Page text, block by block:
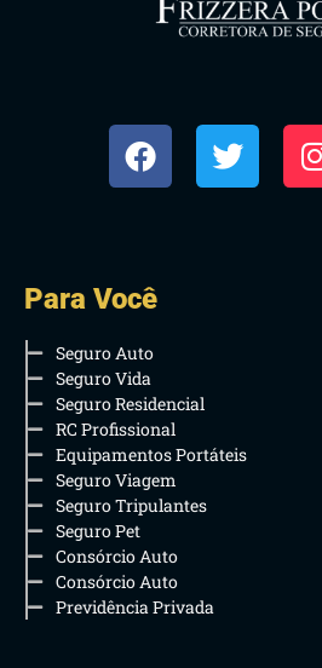
Para Você
Seguro Auto
Seguro Vida
Seguro Residencial
RC Profissional
Equipamentos Portáteis
Seguro Viagem
Seguro Tripulantes
Seguro Pet
Consórcio Auto
Consórcio Auto
Previdência Privada